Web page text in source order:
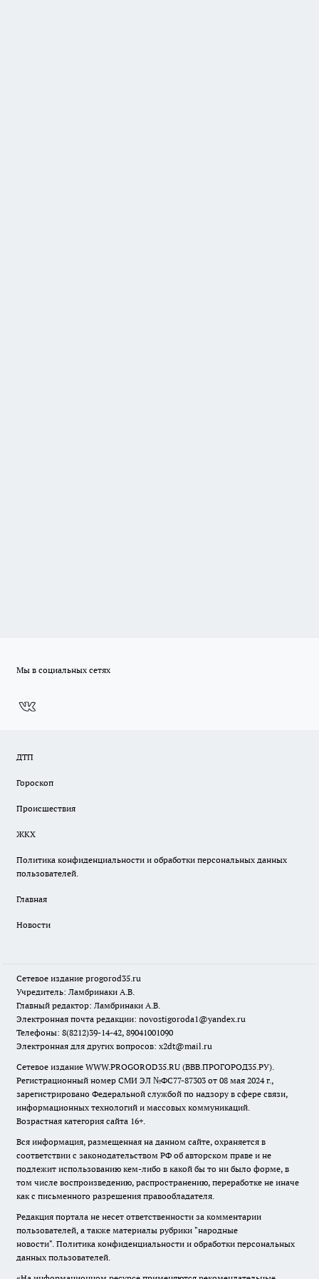
Мы в социальных сетях
ДТП
Гороскоп
Происшествия
ЖКХ
Политика конфиденциальности и обработки персональных данных
пользователей.
Главная
Новости
Сетевое издание progorod35.ru
Учредитель: Ламбринаки А.В.
Главный редактор: Ламбринаки А.В.
Электронная почта редакции: novostigoroda1@yandex.ru
Телефоны: 8(8212)39-14-42, 89041001090
Электронная для других вопросов: x2dt@mail.ru
Сетевое издание WWW.PROGOROD35.RU (ВВВ.ПРОГОРОД35.РУ).
Регистрационный номер СМИ ЭЛ №ФС77-87303 от 08 мая 2024 г.,
зарегистрировано Федеральной службой по надзору в сфере связи,
информационных технологий и массовых коммуникаций.
Возрастная категория сайта 16+.
Вся информация, размещенная на данном сайте, охраняется в
соответствии с законодательством РФ об авторском праве и не
подлежит использованию кем-либо в какой бы то ни было форме, в
том числе воспроизведению, распространению, переработке не иначе
как с письменного разрешения правообладателя.
Редакция портала не несет ответственности за комментарии
пользователей, а также материалы рубрики "народные
новости". Политика конфиденциальности и обработки персональных
данных пользователей.